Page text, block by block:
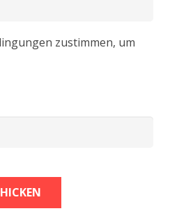
zustimmen, um